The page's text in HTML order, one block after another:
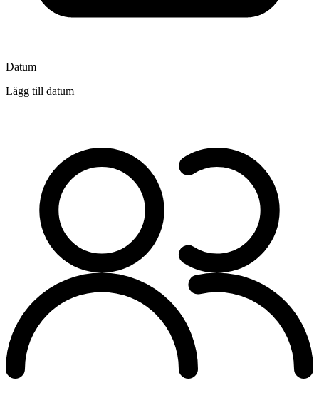
Datum
Lägg till datum